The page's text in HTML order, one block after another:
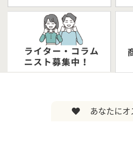
あなたにオ